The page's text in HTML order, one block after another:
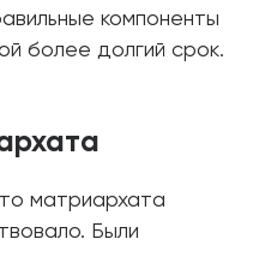
компоненты
более долгий срок.
матриархата
Были